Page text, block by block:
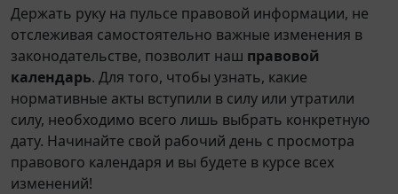
Держать руку на пульсе правовой информации, не
отслеживая самостоятельно важные изменения в
законодательстве, позволит наш правовой
календарь. Для того, чтобы узнать, какие
нормативные акты вступили в силу или утратили
силу, необходимо всего лишь выбрать конкретную
дату. Начинайте свой рабочий день с просмотра
правового календаря и вы будете в курсе всех
изменений!